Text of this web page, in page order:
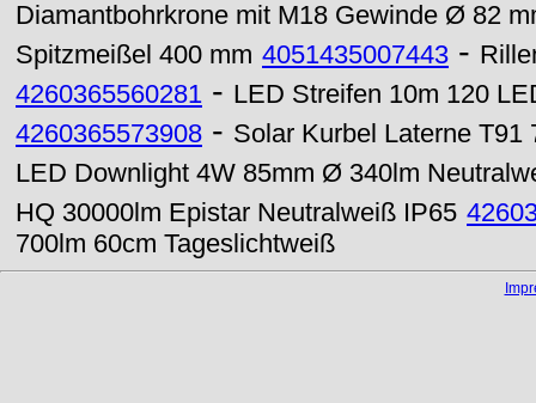
Diamantbohrkrone mit M18 Gewinde Ø 82
Spitzmeißel 400 mm 4051435007443 -
4260365560281 - LED Streifen 10m 120
4260365573908 - Solar Kurbel Laterne T91
LED Downlight 4W 85mm Ø 340lm
HQ 30000lm Epistar Neutralweiß IP65
700lm 60cm Tageslichtweiß